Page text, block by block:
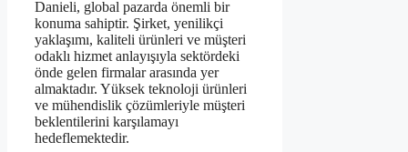
Danieli, global pazarda önemli bir
konuma sahiptir. Şirket, yenilikçi
yaklaşımı, kaliteli ürünleri ve müşteri
odaklı hizmet anlayışıyla sektördeki
önde gelen firmalar arasında yer
almaktadır. Yüksek teknoloji ürünleri
ve mühendislik çözümleriyle müşteri
beklentilerini karşılamayı
hedeflemektedir.